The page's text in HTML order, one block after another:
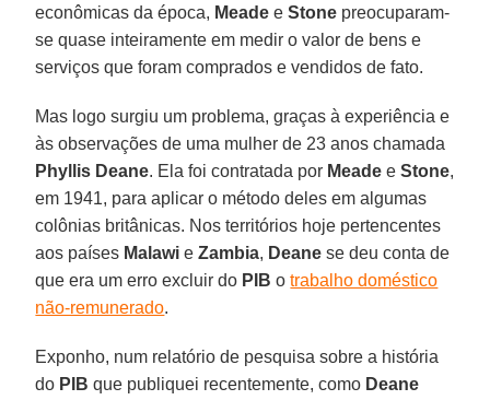
econômicas da época, Meade eStone preocuparam-
se quase inteiramente em medir o valor de bens e
serviços que foram comprados e vendidos de fato.
Mas logo surgiu um problema, graças à experiência e
às observações de uma mulher de 23 anos chamada
Phyllis Deane. Ela foi contratada por Meade eStone,
em 1941, para aplicar o método deles em algumas
colônias britânicas. Nos territórios hoje pertencentes
aos países Malawi eZambia, Deane se deu conta de
que era um erro excluir do PIB otrabalho doméstico
não-remunerado.
Exponho, num relatório de pesquisa sobre a história
do PIB que publiquei recentemente, como Deane